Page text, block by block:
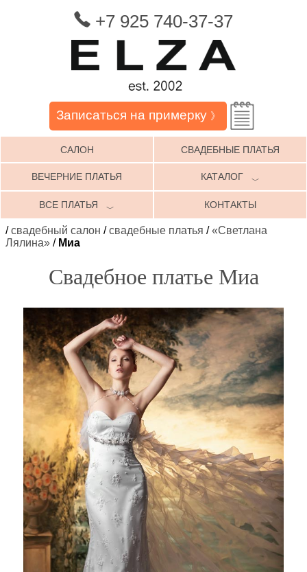
+7 925 740-37-37
Записаться на примерку 》
САЛОН СВАДЕБНЫЕ ПЛАТЬЯ
ВЕЧЕРНИЕ ПЛАТЬЯ КАТАЛОГ ﹀
ВСЕ ПЛАТЬЯ ﹀ КОНТАКТЫ
/свадебный салон /свадебные платья /«Светлана
Лялина» / Миа
Свадебное платье Миа